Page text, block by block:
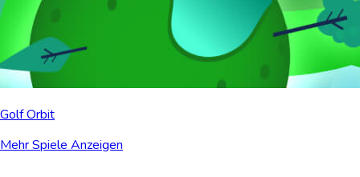
Golf Orbit
Mehr Spiele Anzeigen